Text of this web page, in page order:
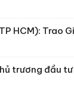
HCM): Trao
trương đầu